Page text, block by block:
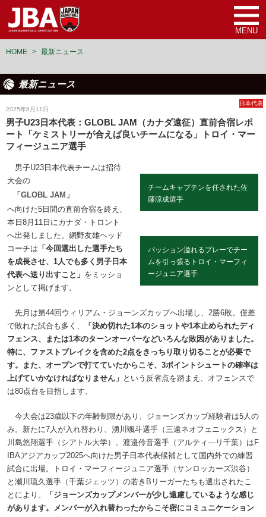
MENU
HOME > 最新ニュース
最新ニュース
2025年8月11日
日本代表
男子U23日本代表：GLOBL JAM（カナダ遠征）直前合宿レポ
ート「ケミストリーが合えば良いチームになる」トロイ・マー
フィージュニア選手
チームキャプテンを任された佐
藤涼成選手
パッション溢れるプレーでチー
ムを引っ張るトロイ・マーフィ
ージュニア選手
男子U23日本代表チームは招待
大会の
「GLOBL JAM」
へ向けた5日間の直前合宿を終え、
本日8月11日にカナダ・トロント
へ出発しました。網野友雄ヘッド
コーチは 「今回選出した選手たち
を成長させ、1人でも多く男子日本
代表へ送り出すこと」 をミッショ
ンとして掲げます。
先月は第44回ウィリアム・ジョーンズカップへ出場し、2勝6敗。僅差
で敗れた試合も多く、
「決め切れた1本のショットや1本止められたディ
フェンス、または1本のターンオーバーなどいろんな敗因がありました。
特に、ファストブレイクを含めた2点をきっちり取り切ることが必要で
す。また、オープンで打てていたからこそ、3ポイントシュートの確率は
上げていかなければなりません」 という反省点を踏まえ、オフェンスで
は80点台を目指します。
今大会は23歳以下の年齢制限があり、ジョーンズカップ経験者は5人の
み。新たに7人が入れ替わり、湧川颯斗選手（三遠ネオフェニックス）と
川島悠翔選手（シアトル大学）、渡邉伶音選手（アルティ―リ千葉）はF
IBAアジアカップ2025へ向けた男子日本代表候補として国内外での練習
試合に出場。トロイ・マーフィージュニア選手（サンロッカーズ渋谷）
と瀬川琉久選手（千葉ジェッツ）の若きBリーガーたちも選出されたこ
とにより、
「ジョーンズカップメンバーが少し遠慮しているような感じ
があります。メンバーが入れ替わったからこそ密にコミュニケーション